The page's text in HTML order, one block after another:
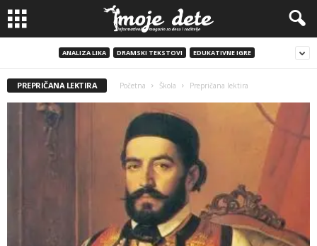
ANALIZA LIKA DRAMSKI TEKSTOVI EDUKATIVNE IGRE
PREPRIČANA LEKTIRA Početna Škola Prepričana lektira